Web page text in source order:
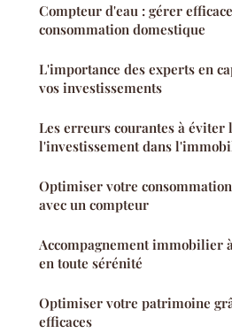
Compteur d'eau : gérer
consommation domestique
L'importance des experts en
vos investissements
Les erreurs courantes à éviter
l'investissement dans
Optimiser votre
avec un compteur
Accompagnement immobilier
en toute sérénité
Optimiser votre patrimoine
efficaces